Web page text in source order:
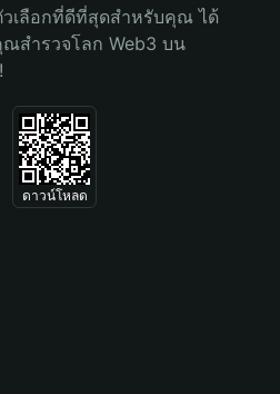
เลือกที่ดีที่สุดสำหรับคุณ ได้
สำรวจโลก Web3 บน
ดาวน์โหลด